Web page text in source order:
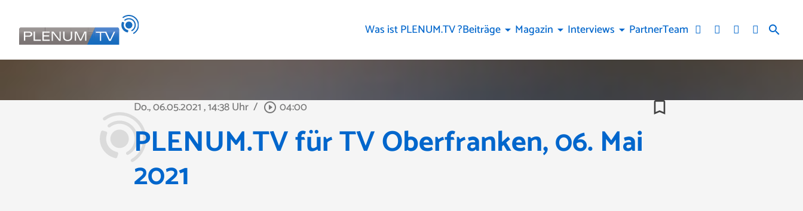
search
Was ist PLENUM.TV ?Beiträge arrow_drop_down Magazin arrow_drop_down Interviews arrow_drop_down PartnerTeam
Do., 06.05.2021, 14:38 Uhr / play_circle_outline 04:00 bookmark_border
PLENUM.TV für TV Oberfranken, 06. Mai
2021